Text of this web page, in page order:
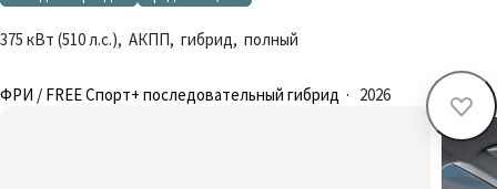
375 кВт (510 л.с.), АКПП, гибрид, полный
ФРИ / FREE Спорт+ последовательный гибрид · 2026